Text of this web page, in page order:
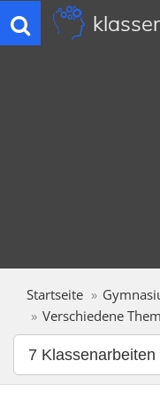
Toggle
navigation
Startseite
Verschiedene
7 Klassenarbeiten